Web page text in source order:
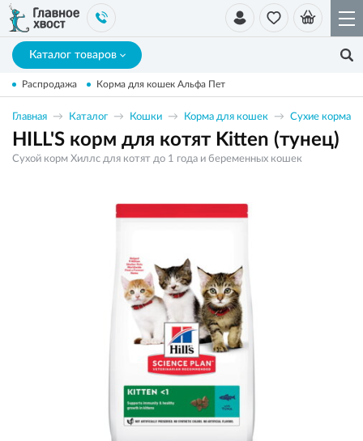
Каталог товаров
Распродажа Корма для кошек Альфа Пет
Главная Каталог Кошки Корма для кошек Сухие корма
HILL'S корм для котят Kitten (тунец)
Сухой корм Хиллс для котят до 1 года и беременных кошек